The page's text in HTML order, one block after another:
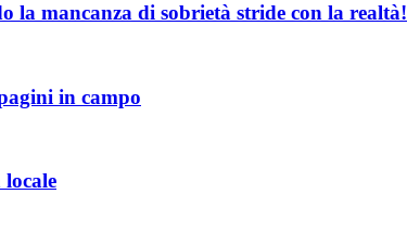
la mancanza di sobrietà stride con la realtà!
in campo